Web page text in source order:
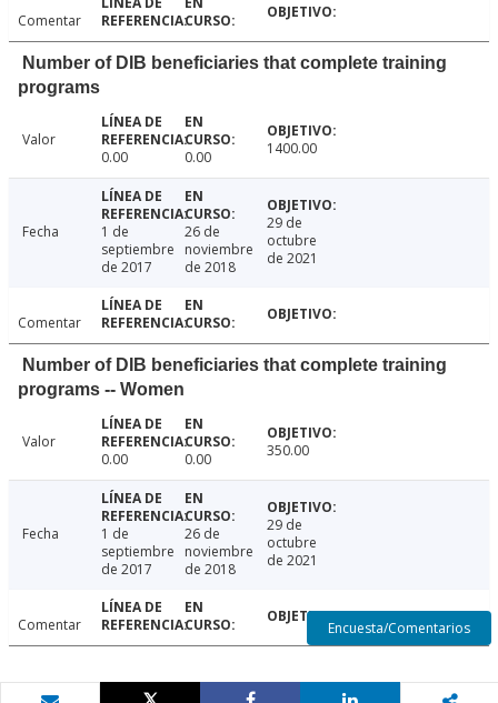
Comentar
Number of DIB beneficiaries that complete training
programs
Valor
0.00
0.00 1400.00
Fecha
1 de
septiembre
de 2017
26 de
noviembre
de 2018
29 de
octubre
de 2021
Comentar
Number of DIB beneficiaries that complete training
programs -- Women
Valor
0.00
0.00 350.00
Fecha
1 de
septiembre
de 2017
26 de
noviembre
de 2018
29 de
octubre
de 2021
Comentar Encuesta/Comentarios